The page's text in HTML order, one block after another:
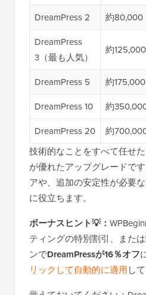
DreamPress 2
約80,000
DreamPress
3（最も人気）
約125,000
DreamPress 5 約175,000
DreamPress 10
約
DreamPress 20
約
技術的なことをすべて任せ
が優れたアップグレードで
アや、追加の安定性が必要
に役立ちます。
ボーナスヒント💡：
ティングの特別割引、また
ンでDreamPressが16％オフ
リックして自動的に適用し